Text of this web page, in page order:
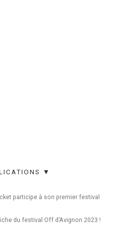
▼
participe à son premier festival
du festival Off d’Avignon 2023 !